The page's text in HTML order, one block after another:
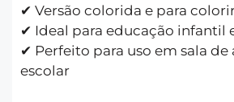
✔ Versão colorida e para
✔ Ideal para educação infantil
✔ Perfeito para uso em sala de
escolar